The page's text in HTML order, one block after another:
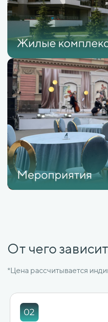
От чего
*Цена рассчитывается